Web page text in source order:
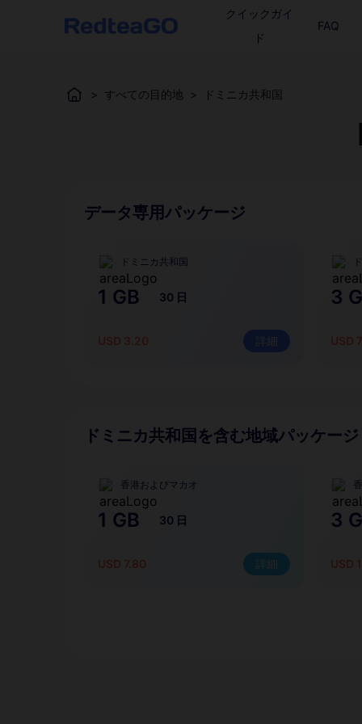
クイックガイ
ド
FAQ
> すべての目的地 > ドミニカ共和国
データ専用パッケージ
ドミニカ共和国
1 GB 30 日
USD 3.20 詳細
3
USD
ドミニカ共和国を含む地域パッケージ
香港およびマカオ
1 GB 30 日
USD 7.80 詳細
3
USD